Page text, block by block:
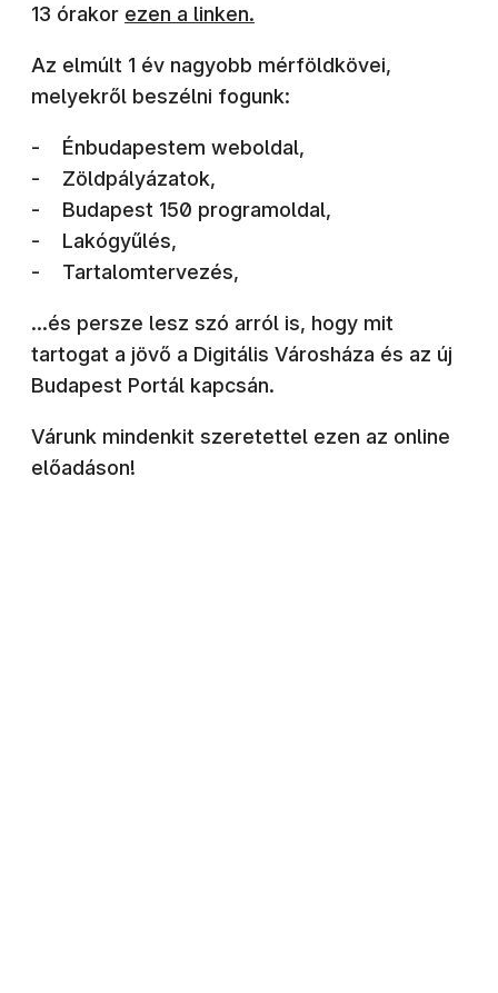
13 órakor (új ablakban nyílik meg)
ezen a linken.
Az elmúlt 1 év nagyobb mérföldkövei,
melyekről beszélni fogunk:
- Énbudapestem weboldal,
- Zöldpályázatok,
- Budapest 150 programoldal,
- Lakógyűlés,
- Tartalomtervezés,
…és persze lesz szó arról is, hogy mit
tartogat a jövő a Digitális Városháza és az új
Budapest Portál kapcsán.
Várunk mindenkit szeretettel ezen az online
előadáson!